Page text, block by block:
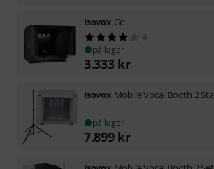
Isovox Go
4
på lager
3.333 kr
Isovox Mobile Vocal Booth 2
på lager
7.899 kr